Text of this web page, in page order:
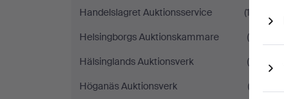
Handelslagret Auktionsservice
(12)
Helsingborgs Auktionskammare
(4)
Hälsinglands Auktionsverk
(8)
Höganäs Auktionsverk
(3)